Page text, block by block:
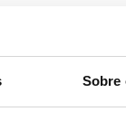
Sobre